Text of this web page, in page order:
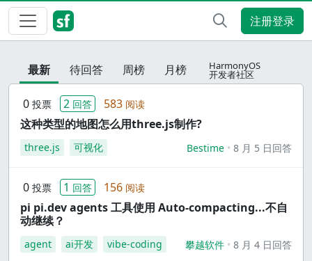
注册登录
最新 待回答 周榜 月榜 HarmonyOS
开发者社区
0 投票 2 回答 583 阅读
这种类型的地图怎么用three.js制作?
three.js 可视化 Bestime 8 月 5 日回答
0 投票 1 回答 156 阅读
pi pi.dev agents 工具使用 Auto-compacting...不自
动继续？
agent ai开发 vibe-coding 攀越软件 8 月 4 日回答